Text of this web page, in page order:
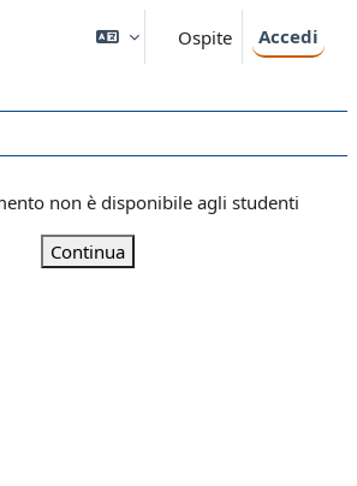
Ospite Accedi
non è disponibile agli studenti
Continua